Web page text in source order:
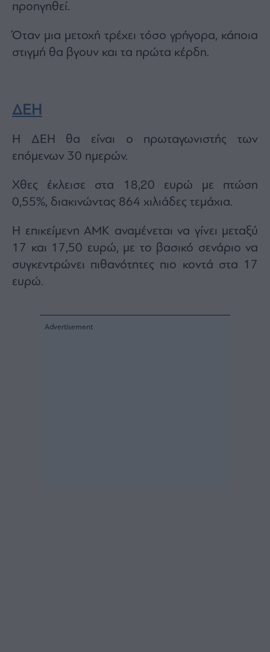
προηγηθεί.
Όταν μια μετοχή τρέχει τόσο γρήγορα, κάποια
στιγμή θα βγουν και τα πρώτα κέρδη.
ΔΕΗ
Η ΔΕΗ θα είναι ο πρωταγωνιστής των
επόμενων 30 ημερών.
Χθες έκλεισε στα 18,20 ευρώ με πτώση
0,55%, διακινώντας 864 χιλιάδες τεμάχια.
Η επικείμενη ΑΜΚ αναμένεται να γίνει μεταξύ
17 και 17,50 ευρώ, με το βασικό σενάριο να
συγκεντρώνει πιθανότητες πιο κοντά στα 17
ευρώ.